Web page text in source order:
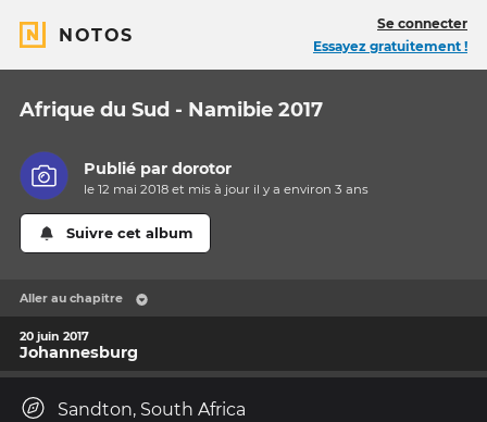
NOTOS
Se connecter
Essayez gratuitement !
Afrique du Sud - Namibie 2017
Publié pardorotor
le 12 mai 2018 et mis à jour il y aenviron 3 ans
Suivre cet album
Aller au chapitre
20 juin 2017
Johannesburg
Sandton, South Africa